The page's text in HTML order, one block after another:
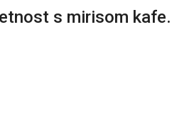
s mirisom kafe.